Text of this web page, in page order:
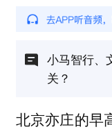
小马智行、
关？
北京亦庄的早